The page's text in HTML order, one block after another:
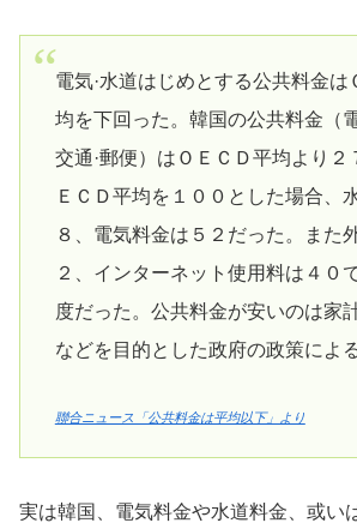
電気·水道はじめとする公共料金は
均を下回った。韓国の公共料金（
交通·郵便）はＯＥＣＤ平均より２
ＥＣＤ平均を１００とした場合、
８、電気料金は５２だった。また
２、インターネット使用料は４０
度だった。公共料金が安いのは家
などを目的とした政府の政策によ
聯合ニュース「公共料金は平均以下」より
実は韓国、電気料金や水道料金、或い